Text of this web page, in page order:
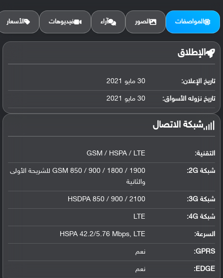
البطارية:
ليثيوم بوليمر سعة 6000 مللي أمبير, غير ق...
المواصفات الصور آراء فيديوهات الأسعار
الإطلاق
تاريخ الإعلان: 30 مايو 2021
تاريخ نزوله الأسواق: 30 مايو 2021
شبكة الاتصال
التقنية: GSM / HSPA / LTE
شبكة 2G:
GSM 850 / 900 / 1800 / 1900 للشريحة الأولى
والثانية
شبكة 3G :
HSDPA 850 / 900 / 2100
شبكة 4G :
LTE
السرعة: HSPA 42.2/5.76 Mbps, LTE
GPRS: نعم
EDGE: نعم